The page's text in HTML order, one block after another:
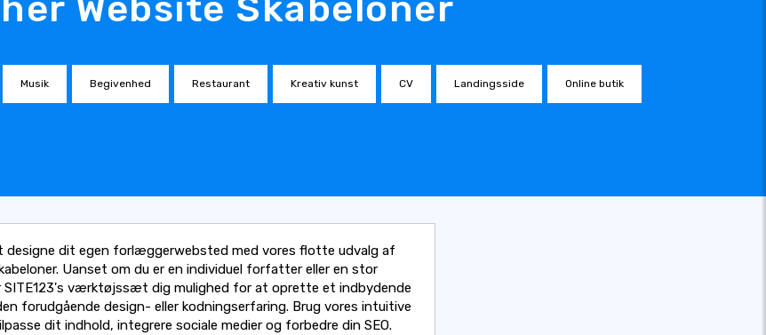
Musik Begivenhed Restaurant Kreativ kunst CV Landingsside Online butik
designe dit egen forlæggerwebsted med vores flotte udvalg af
Uanset om du er en individuel forfatter eller en stor
SITE123's værktøjssæt dig mulighed for at oprette et indbydende
forudgående design- eller kodningserfaring. Brug vores intuitive
dit indhold, integrere sociale medier og forbedre din SEO.